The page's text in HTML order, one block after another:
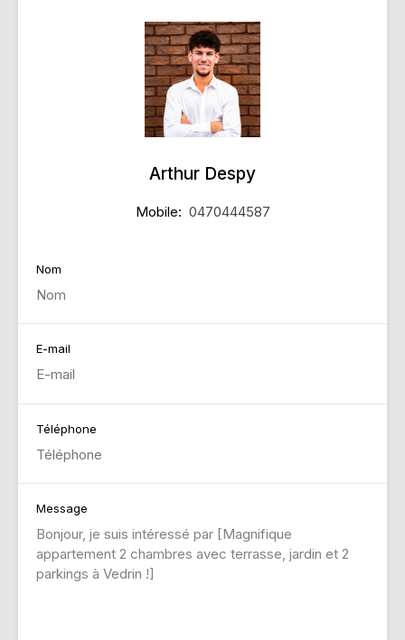
Arthur Despy
Mobile: 0470444587
Nom
E-mail
Téléphone
Message